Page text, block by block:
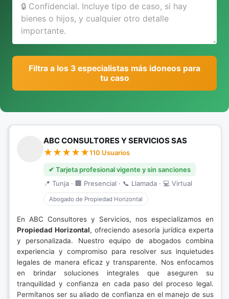
Filtra a los 3 especialistas más idoneos para
tu caso
ABC CONSULTORES Y SERVICIOS SAS
110 Usuarios
✔ Tarjeta profesional vigente y sin sanciones
📍 Tunja · 🏢 Presencial · 📞 Llamada · 💻 Virtual
Abogado de Propiedad Horizontal
En ABC Consultores y Servicios, nos especializamos en
Propiedad Horizontal, ofreciendo asesoría jurídica experta
y personalizada. Nuestro equipo de abogados combina
experiencia y compromiso para resolver sus inquietudes
legales de manera eficaz y transparente. Nos enfocamos
en brindar soluciones integrales que aseguren su
tranquilidad y confianza en cada paso del proceso legal.
Permítanos ser su aliado de confianza en el manejo de sus